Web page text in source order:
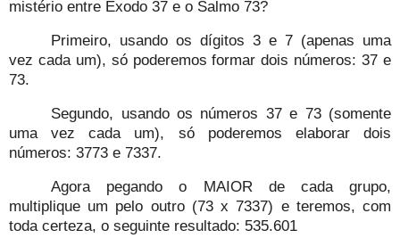
mistério entre Êxodo 37 e o Salmo 73?
Primeiro, usando os dígitos 3 e 7 (apenas uma
vez cada um), só poderemos formar dois números: 37 e
73.
Segundo, usando os números 37 e 73 (somente
uma vez cada um), só poderemos elaborar dois
números: 3773 e 7337.
Agora pegando o MAIOR de cada grupo,
multiplique um pelo outro (73 x 7337) e teremos, com
toda certeza, o seguinte resultado: 535.601